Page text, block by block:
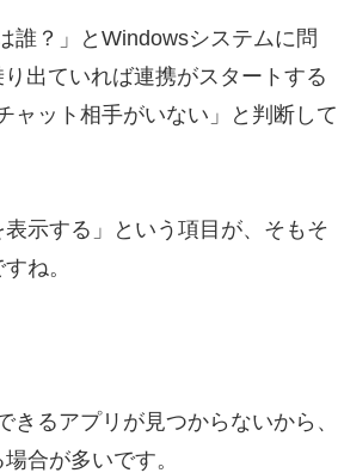
誰？」とWindowsシステムに問
出ていれば連携がスタートする
ャット相手がいない」と判断して
示する」という項目が、そもそ
ね。
るアプリが見つからないから、
合が多いです。